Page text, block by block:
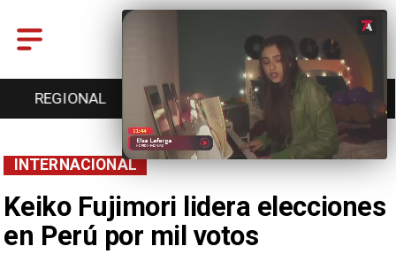
ENTRETENCIÓN DEPORTES CULTURA
Keiko Fujimori lidera elecciones
en Perú por mil votos
INTERNACIONAL